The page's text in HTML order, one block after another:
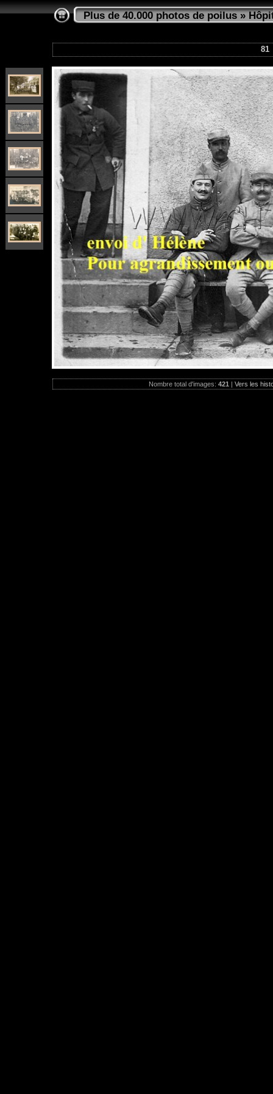
Plus de 40.000 photos de poilus»
81
Nombre total d'images: 421 | Vers les